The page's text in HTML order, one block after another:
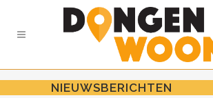
NIEUWSBERICHTEN